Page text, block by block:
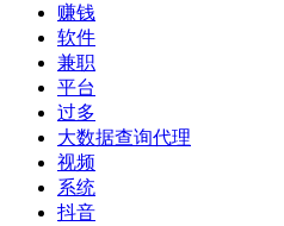
赚钱
软件
兼职
平台
过多
大数据查询代理
视频
系统
抖音